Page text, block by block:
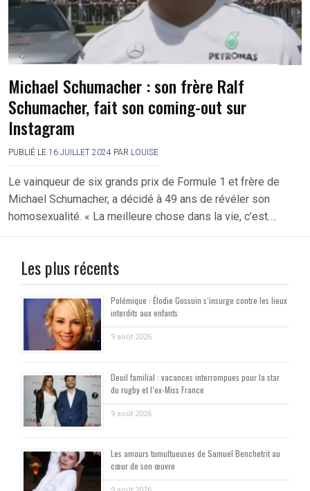
Michael Schumacher : son frère Ralf
Schumacher, fait son coming-out sur
Instagram
PUBLIÉ LE 16 JUILLET 2024 PAR LOUISE
Le vainqueur de six grands prix de Formule 1 et frère de
Michael Schumacher, a décidé à 49 ans de révéler son
homosexualité. « La meilleure chose dans la vie, c’est….
Les plus récents
Polémique : Élodie Gossuin s’insurge contre les lieux
interdits aux enfants
9 août 2026
Deuil familial : vacances interrompues pour la star
du rugby et l’ex-Miss France
9 août 2026
Les amours tumultueuses de Samuel Benchetrit au
cœur de son œuvre